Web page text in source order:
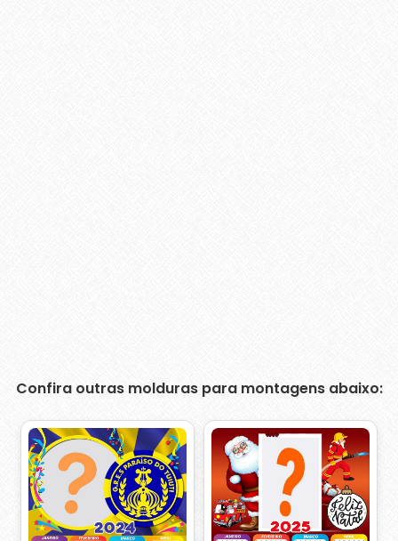
Confira outras molduras para montagens abaixo: